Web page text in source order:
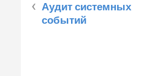
Аудит системных
событий